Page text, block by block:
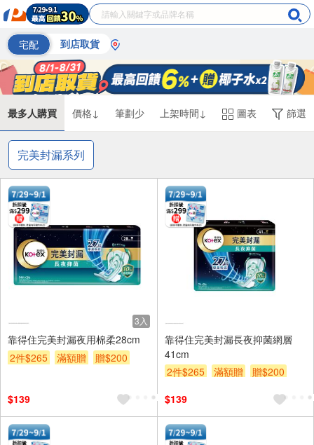
宅配 到店取貨
最多人購買 價格↓ 筆劃少 上架時間↓ 圖表 篩選
完美封漏系列
3入
靠得住完美封漏夜用棉柔28cm
2件$265
滿額贈 贈$200
$139
靠得住完美封漏長夜抑菌網層
41cm
2件$265
滿額贈
贈$200
$139